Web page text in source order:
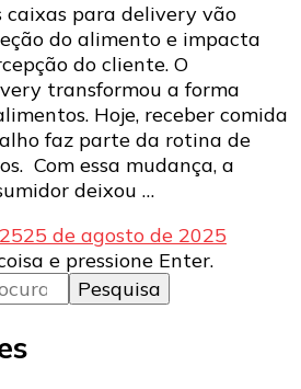
caixas para delivery vão
do alimento e impacta
do cliente. O
transformou a forma
Hoje, receber comida
faz parte da rotina de
Com essa mudança, a
deixou …
25 de agosto de 2025
e pressione Enter.